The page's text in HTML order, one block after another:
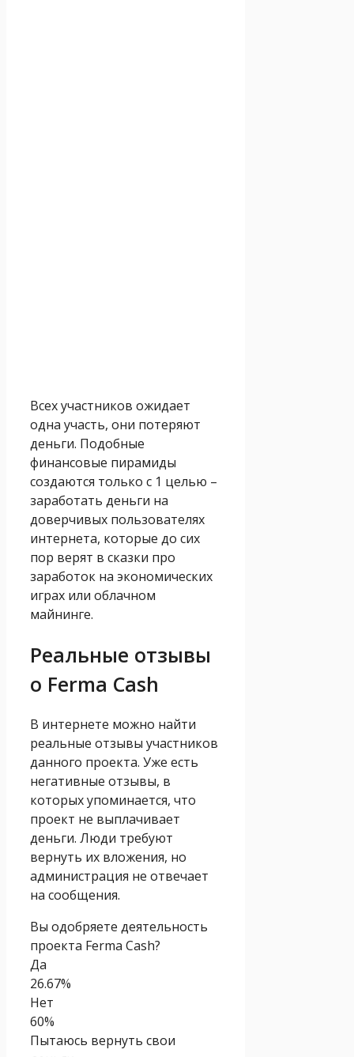
Всех участников ожидает
одна участь, они потеряют
деньги. Подобные
финансовые пирамиды
создаются только с 1 целью –
заработать деньги на
доверчивых пользователях
интернета, которые до сих
пор верят в сказки про
заработок на экономических
играх или облачном
майнинге.
Реальные отзывы
о Ferma Cash
В интернете можно найти
реальные отзывы участников
данного проекта. Уже есть
негативные отзывы, в
которых упоминается, что
проект не выплачивает
деньги. Люди требуют
вернуть их вложения, но
администрация не отвечает
на сообщения.
Вы одобряете деятельность
проекта Ferma Cash?
Да
26.67%
Нет
60%
Пытаюсь вернуть свои